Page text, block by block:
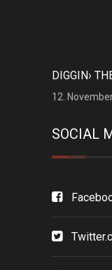
DIGGIN›
12.
SOCIAL